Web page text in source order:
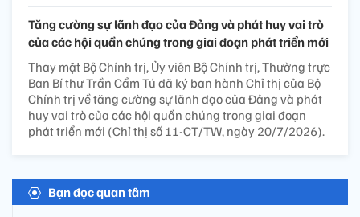
Tăng cường sự lãnh đạo của Đảng và phát huy vai trò
của các hội quần chúng trong giai đoạn phát triển mới
Thay mặt Bộ Chính trị, Ủy viên Bộ Chính trị, Thường trực
Ban Bí thư Trần Cẩm Tú đã ký ban hành Chỉ thị của Bộ
Chính trị về tăng cường sự lãnh đạo của Đảng và phát
huy vai trò của các hội quần chúng trong giai đoạn
phát triển mới (Chỉ thị số 11-CT/TW, ngày 20/7/2026).
Bạn đọc quan tâm